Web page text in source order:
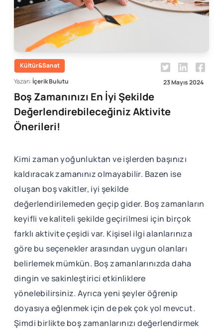
Kültür&Sanat
Yazan:İçerik Bulutu 23 Mayıs 2024
Boş Zamanınızı En İyi Şekilde
Değerlendirebileceğiniz Aktivite
Önerileri!
Kimi zaman yoğunluktan ve işlerden başınızı
kaldıracak zamanınız olmayabilir. Bazen ise
oluşan boş vakitler, iyi şekilde
değerlendirilemeden geçip gider. Boş zamanların
keyifli ve kaliteli şekilde geçirilmesi için birçok
farklı aktivite çeşidi var. Kişisel ilgi alanlarınıza
göre bu seçenekler arasından uygun olanları
belirlemek mümkün. Boş zamanlarınızda daha
dingin ve sakinleştirici etkinliklere
yönelebilirsiniz. Ayrıca yeni şeyler öğrenip
doyasıya eğlenmek için de pek çok yol mevcut.
Şimdi birlikte boş zamanlarınızı değerlendirmek